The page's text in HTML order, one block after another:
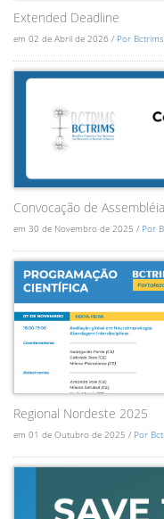
Extended Deadline
em 02 de Abril de 2026 / Por Bctrims
Convocação de
em 30 de Novembro de 2025 / Por
Regional Nordeste 2025
em 01 de Outubro de 2025 / Por